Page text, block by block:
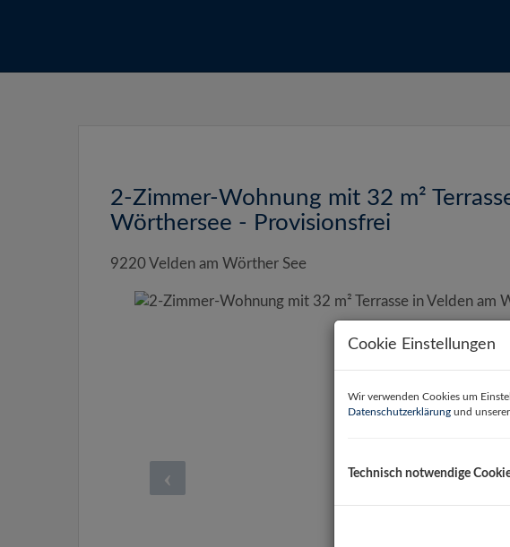
2-Zimmer-Wohnung mit 32 m²
Wörthersee - Provisionsfrei
9220 Velden am Wörther See
Cookie Einstellungen
Wir verwenden Cookies um
Datenschutzerklärung und unserer
Technisch notwendige